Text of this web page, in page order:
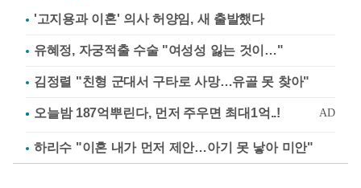
'고지용과 이혼' 의사 허양임, 새 출발했다
유혜정, 자궁적출 수술 "여성성 잃는 것이…"
김정렬 "친형 군대서 구타로 사망…유골 못 찾아"
하리수 "이혼 내가 먼저 제안…아기 못 낳아 미안"